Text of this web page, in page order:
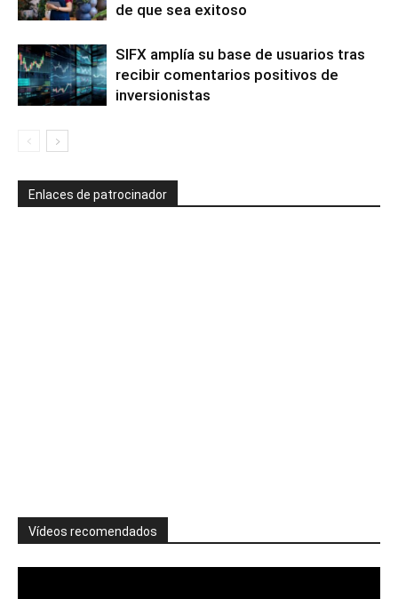
de que sea exitoso
SIFX amplía su base de usuarios tras
recibir comentarios positivos de
inversionistas
Enlaces de patrocinador
Vídeos recomendados